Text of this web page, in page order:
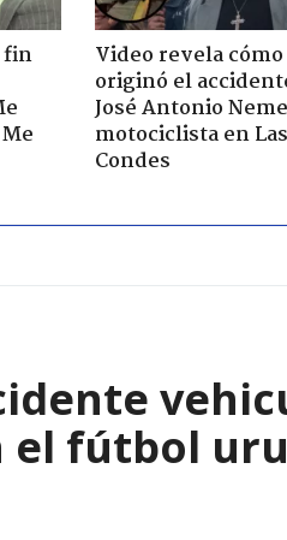
fin
Video revela cómo
originó el
José Antonio
motociclista en Las
Condes
el fútbol